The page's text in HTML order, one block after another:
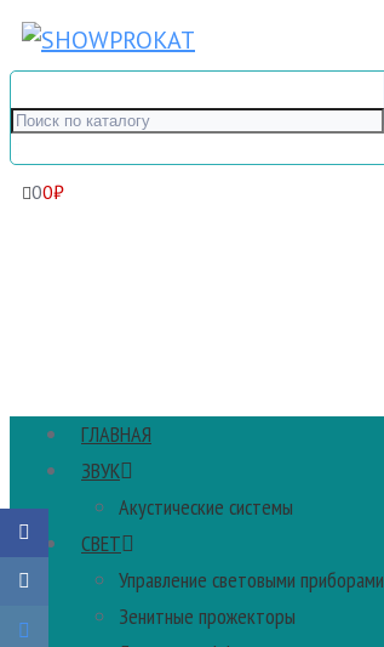
00₽
ГЛАВНАЯ
ЗВУК
Акустические системы
СВЕТ
Управление световыми приборами
Зенитные прожекторы